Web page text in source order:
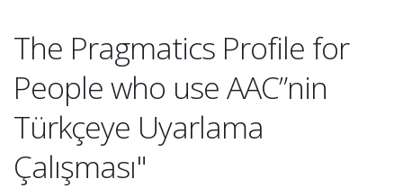
The Pragmatics Profile for
People who use AAC”nin
Türkçeye Uyarlama
Çalışması"